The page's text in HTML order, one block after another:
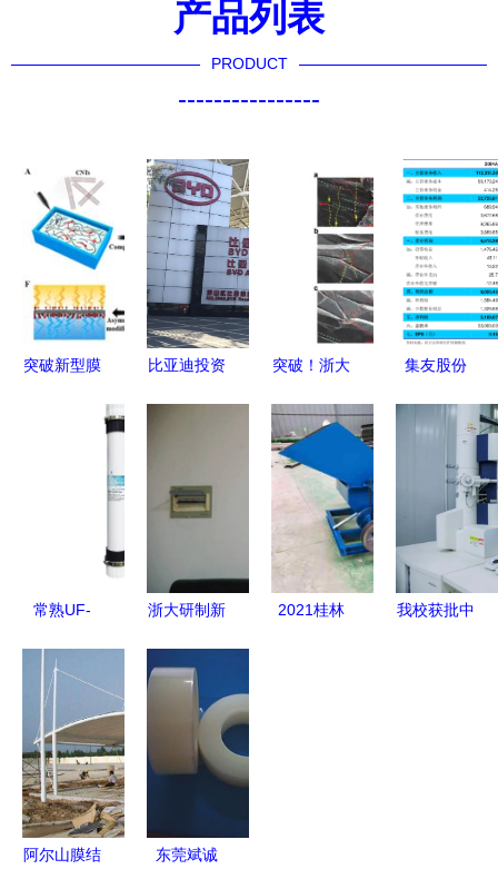
产品列表
PRODUCT
----------------
突破新型膜
取得重大进
比亚迪投资
模具制造与
突破！浙大
膜材料 柔
性导热双丰
收，全球新
篇开启销售
集友股份
三次临时股
东大会聚焦
新型膜材料
制造战略转
常熟UF-
型膜材料制
造 创新驱
动的净水未
来
浙大研制新
材料 柔性
导热双突
破，全球难
题得解
2021桂林
我校获批中
阿尔山膜结 东莞斌诚